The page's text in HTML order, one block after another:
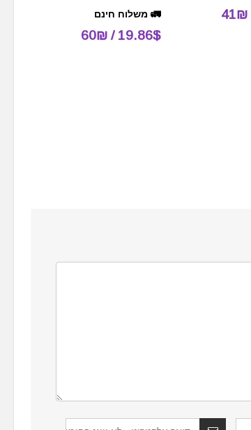
🚛 משלוח חינם
19.86$ / 60₪